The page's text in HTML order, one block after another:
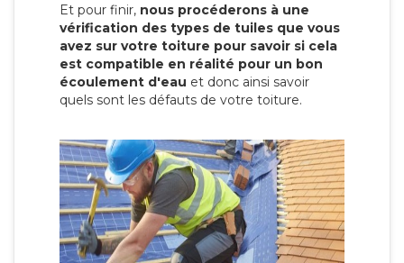
Et pour finir, nous procéderons à une
vérification des types de tuiles que vous
avez sur votre toiture pour savoir si cela
est compatible en réalité pour un bon
écoulement d'eau et donc ainsi savoir
quels sont les défauts de votre toiture.